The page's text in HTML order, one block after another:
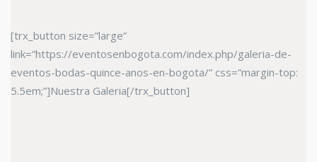
[trx_button size=”large”
link=”https://eventosenbogota.com/index.php/galeria-de-
eventos-bodas-quince-anos-en-bogota/” css=”margin-top:
5.5em;”]Nuestra Galeria[/trx_button]